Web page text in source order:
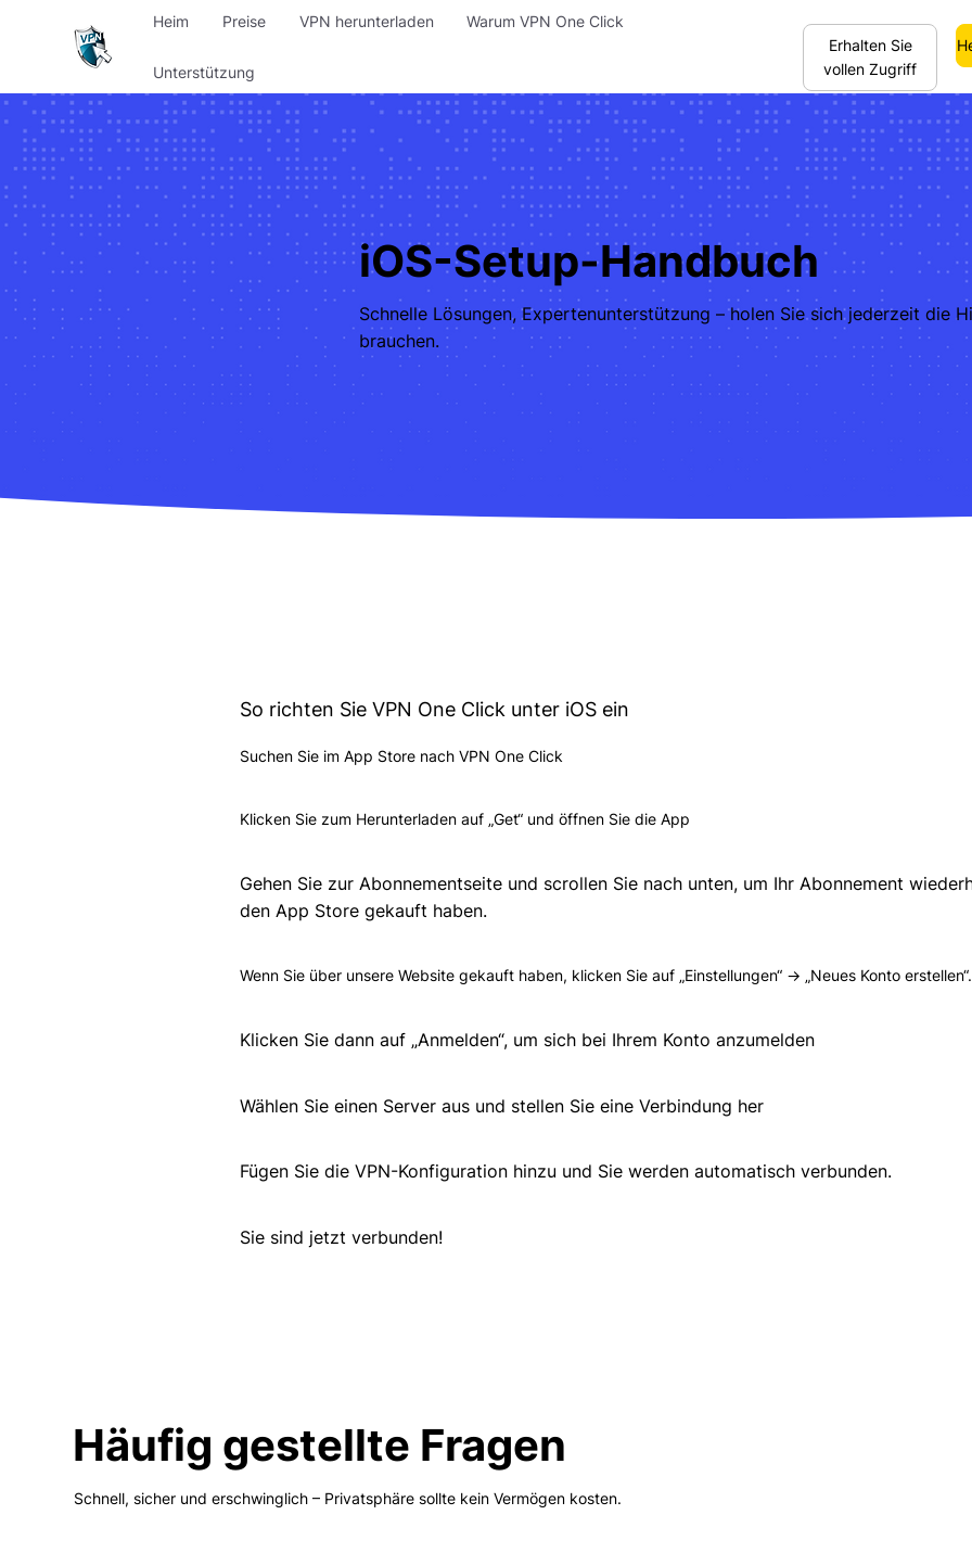
Heim Preise VPN herunterladen Warum VPN One Click
Unterstützung
Erhalten Sie
vollen Zugriff
iOS-Setup-Handbuch
Schnelle Lösungen, Expertenunterstützung – holen Sie sich jederzeit die
brauchen.
So richten Sie VPN One Click unter iOS ein
Suchen Sie im App Store nach VPN One Click
Klicken Sie zum Herunterladen auf „Get“ und öffnen Sie die App
Gehen Sie zur Abonnementseite und scrollen Sie nach unten, um Ihr Abonnement
den App Store gekauft haben.
Wenn Sie über unsere Website gekauft haben, klicken Sie auf „Einstellungen“ -> „Neues Konto erstellen“.
Klicken Sie dann auf „Anmelden“, um sich bei Ihrem Konto anzumelden
Wählen Sie einen Server aus und stellen Sie eine Verbindung her
Fügen Sie die VPN-Konfiguration hinzu und Sie werden automatisch verbunden.
Sie sind jetzt verbunden!
Häufig gestellte Fragen
Schnell, sicher und erschwinglich – Privatsphäre sollte kein Vermögen kosten.